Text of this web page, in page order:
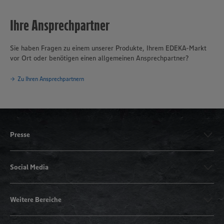
Ihre Ansprechpartner
Sie haben Fragen zu einem unserer Produkte, Ihrem EDEKA-Markt
vor Ort oder benötigen einen allgemeinen Ansprechpartner?
Zu Ihren Ansprechpartnern
Presse
Social Media
Weitere Bereiche